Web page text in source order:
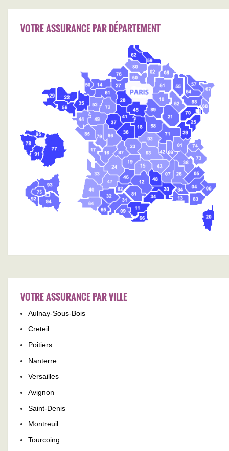
VOTRE ASSURANCE PAR DÉPARTEMENT
VOTRE ASSURANCE PAR VILLE
Aulnay-Sous-Bois
Creteil
Poitiers
Nanterre
Versailles
Avignon
Saint-Denis
Montreuil
Tourcoing